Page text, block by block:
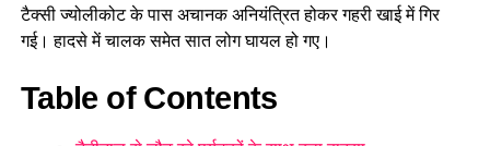
टैक्सी ज्योलीकोट के पास अचानक अनियंत्रित होकर गहरी खाई में गिर
गई। हादसे में चालक समेत सात लोग घायल हो गए।
Table of Contents